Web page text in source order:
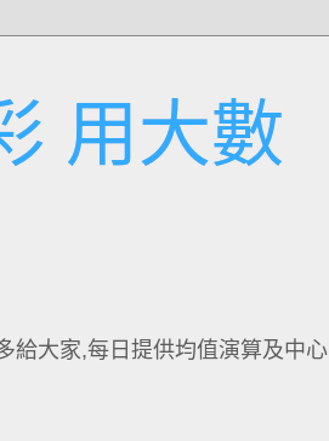
用大數
給大家,每日提供均值演算及中心